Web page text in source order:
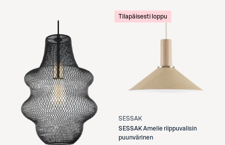
Tilapäisesti loppu
SESSAK
SESSAK Amelie riippuvalisin
puunvärinen